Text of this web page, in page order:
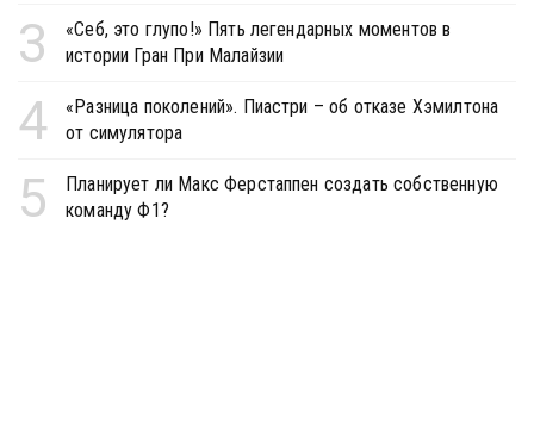
3
«Себ, это глупо!» Пять легендарных моментов в
истории Гран При Малайзии
4
«Разница поколений». Пиастри – об отказе Хэмилтона
от симулятора
5
Планирует ли Макс Ферстаппен создать собственную
команду Ф1?